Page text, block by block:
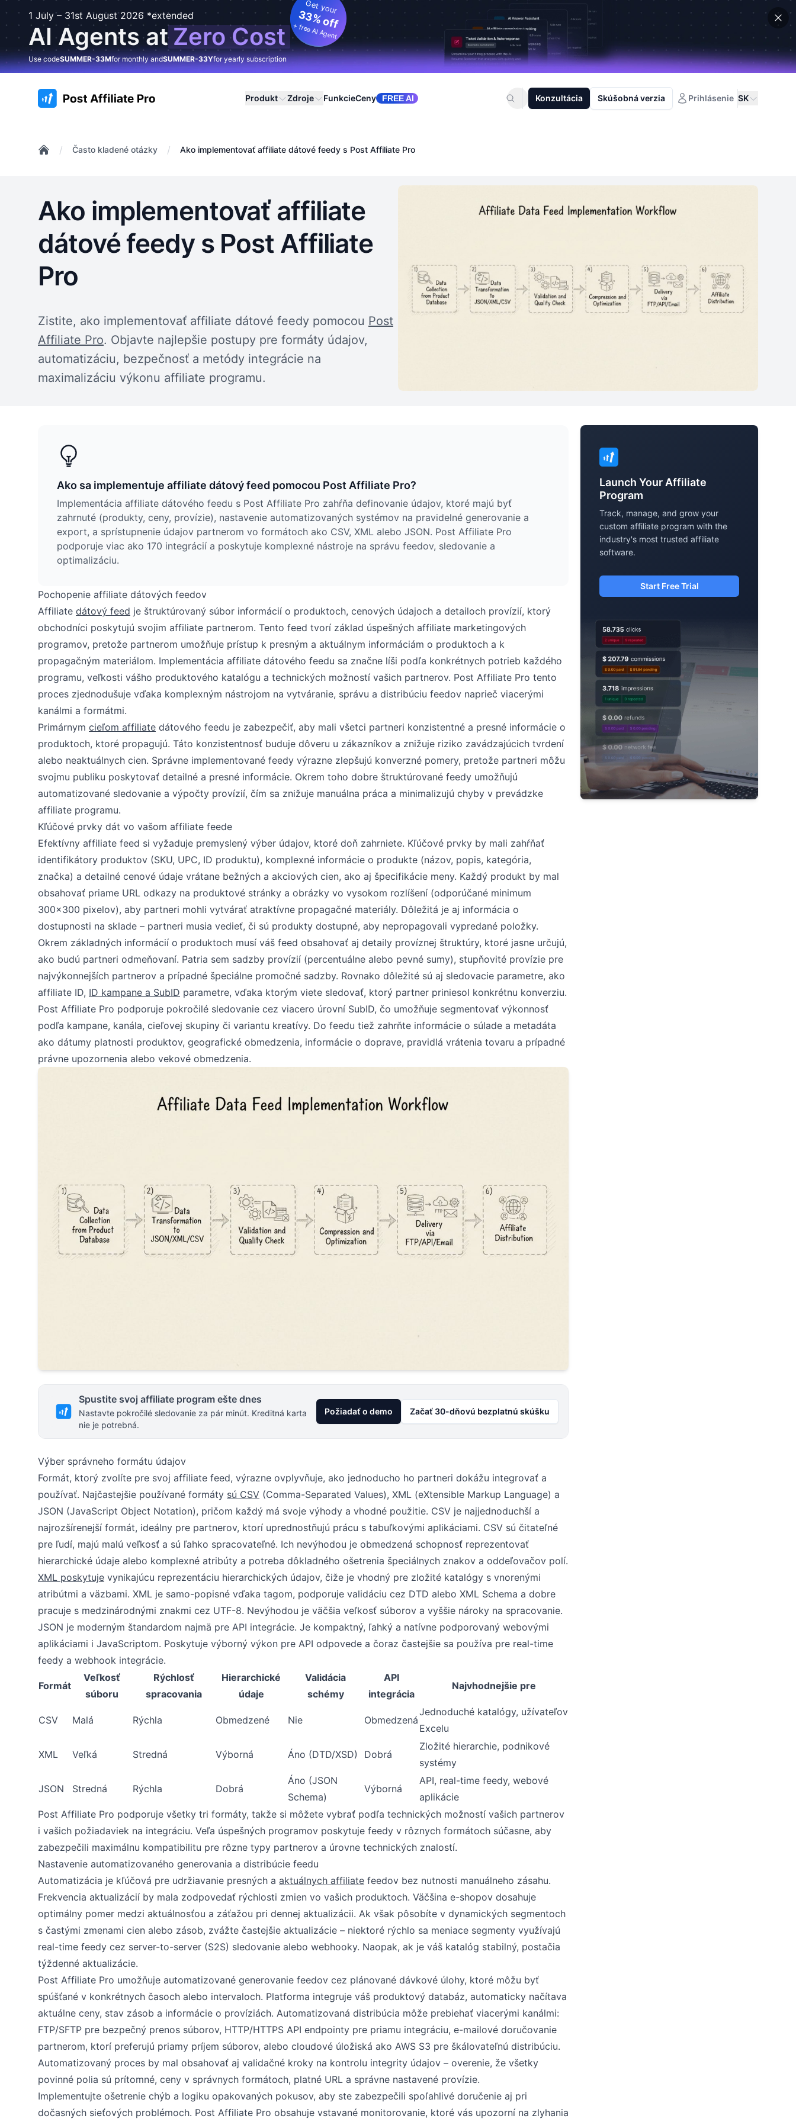
1 July – 31st August 2026 *extended
AI Agents at Zero Cost
Get your
33% off
+ free AI Agent
Use codeSUMMER-33Mfor monthly andSUMMER-33Yfor yearly subscription
:site.title Produkt Zdroje FunkcieCeny FREE AI Konzultácia Skúšobná verzia Prihlásenie SK
/ Často kladené otázky / Ako implementovať affiliate dátové feedy s Post Affiliate Pro
Ako implementovať affiliate
dátové feedy s Post Affiliate
Pro
Zistite, ako implementovať affiliate dátové feedy pomocou Post
Affiliate Pro. Objavte najlepšie postupy pre formáty údajov,
automatizáciu, bezpečnosť a metódy integrácie na
maximalizáciu výkonu affiliate programu.
Ako sa implementuje affiliate dátový feed pomocou Post Affiliate Pro?
Implementácia affiliate dátového feedu s Post Affiliate Pro zahŕňa definovanie údajov, ktoré majú byť
zahrnuté (produkty, ceny, provízie), nastavenie automatizovaných systémov na pravidelné generovanie a
export, a sprístupnenie údajov partnerom vo formátoch ako CSV, XML alebo JSON. Post Affiliate Pro
podporuje viac ako 170 integrácií a poskytuje komplexné nástroje na správu feedov, sledovanie a
optimalizáciu.
Pochopenie affiliate dátových feedov
Affiliate dátový feed je štruktúrovaný súbor informácií o produktoch, cenových údajoch a detailoch provízií, ktorý
obchodníci poskytujú svojim affiliate partnerom. Tento feed tvorí základ úspešných affiliate marketingových
programov, pretože partnerom umožňuje prístup k presným a aktuálnym informáciám o produktoch a k
propagačným materiálom. Implementácia affiliate dátového feedu sa značne líši podľa konkrétnych potrieb každého
programu, veľkosti vášho produktového katalógu a technických možností vašich partnerov. Post Affiliate Pro tento
proces zjednodušuje vďaka komplexným nástrojom na vytváranie, správu a distribúciu feedov naprieč viacerými
kanálmi a formátmi.
Primárnym cieľom affiliate dátového feedu je zabezpečiť, aby mali všetci partneri konzistentné a presné informácie o
produktoch, ktoré propagujú. Táto konzistentnosť buduje dôveru u zákazníkov a znižuje riziko zavádzajúcich tvrdení
alebo neaktuálnych cien. Správne implementované feedy výrazne zlepšujú konverzné pomery, pretože partneri môžu
svojmu publiku poskytovať detailné a presné informácie. Okrem toho dobre štruktúrované feedy umožňujú
automatizované sledovanie a výpočty provízií, čím sa znižuje manuálna práca a minimalizujú chyby v prevádzke
affiliate programu.
Kľúčové prvky dát vo vašom affiliate feede
Efektívny affiliate feed si vyžaduje premyslený výber údajov, ktoré doň zahrniete. Kľúčové prvky by mali zahŕňať
identifikátory produktov (SKU, UPC, ID produktu), komplexné informácie o produkte (názov, popis, kategória,
značka) a detailné cenové údaje vrátane bežných a akciových cien, ako aj špecifikácie meny. Každý produkt by mal
obsahovať priame URL odkazy na produktové stránky a obrázky vo vysokom rozlíšení (odporúčané minimum
300x300 pixelov), aby partneri mohli vytvárať atraktívne propagačné materiály. Dôležitá je aj informácia o
dostupnosti na sklade – partneri musia vedieť, či sú produkty dostupné, aby nepropagovali vypredané položky.
Okrem základných informácií o produktoch musí váš feed obsahovať aj detaily províznej štruktúry, ktoré jasne určujú,
ako budú partneri odmeňovaní. Patria sem sadzby provízií (percentuálne alebo pevné sumy), stupňovité provízie pre
najvýkonnejších partnerov a prípadné špeciálne promočné sadzby. Rovnako dôležité sú aj sledovacie parametre, ako
affiliate ID, ID kampane a SubID parametre, vďaka ktorým viete sledovať, ktorý partner priniesol konkrétnu konverziu.
Post Affiliate Pro podporuje pokročilé sledovanie cez viacero úrovní SubID, čo umožňuje segmentovať výkonnosť
podľa kampane, kanála, cieľovej skupiny či variantu kreatívy. Do feedu tiež zahrňte informácie o súlade a metadáta
ako dátumy platnosti produktov, geografické obmedzenia, informácie o doprave, pravidlá vrátenia tovaru a prípadné
právne upozornenia alebo vekové obmedzenia.
Spustite svoj affiliate program ešte dnes
Nastavte pokročilé sledovanie za pár minút. Kreditná karta
nie je potrebná.
Požiadať o demo Začať 30-dňovú bezplatnú skúšku
Výber správneho formátu údajov
Formát, ktorý zvolíte pre svoj affiliate feed, výrazne ovplyvňuje, ako jednoducho ho partneri dokážu integrovať a
používať. Najčastejšie používané formáty sú CSV (Comma-Separated Values), XML (eXtensible Markup Language) a
JSON (JavaScript Object Notation), pričom každý má svoje výhody a vhodné použitie. CSV je najjednoduchší a
najrozšírenejší formát, ideálny pre partnerov, ktorí uprednostňujú prácu s tabuľkovými aplikáciami. CSV sú čitateľné
pre ľudí, majú malú veľkosť a sú ľahko spracovateľné. Ich nevýhodou je obmedzená schopnosť reprezentovať
hierarchické údaje alebo komplexné atribúty a potreba dôkladného ošetrenia špeciálnych znakov a oddeľovačov polí.
XML poskytuje vynikajúcu reprezentáciu hierarchických údajov, čiže je vhodný pre zložité katalógy s vnorenými
atribútmi a väzbami. XML je samo-popisné vďaka tagom, podporuje validáciu cez DTD alebo XML Schema a dobre
pracuje s medzinárodnými znakmi cez UTF-8. Nevýhodou je väčšia veľkosť súborov a vyššie nároky na spracovanie.
JSON je moderným štandardom najmä pre API integrácie. Je kompaktný, ľahký a natívne podporovaný webovými
aplikáciami i JavaScriptom. Poskytuje výborný výkon pre API odpovede a čoraz častejšie sa používa pre real-time
feedy a webhook integrácie.
Formát
Veľkosť
súboru
Rýchlosť
spracovania
Hierarchické
údaje
Validácia
schémy
API
integrácia
Najvhodnejšie pre
CSV Malá Rýchla Obmedzené Nie Obmedzená
Jednoduché katalógy, užívateľov
Excelu
XML Veľká Stredná Výborná Áno (DTD/XSD) Dobrá
Zložité hierarchie, podnikové
systémy
JSON Stredná Rýchla Dobrá
Áno (JSON
Schema)
Výborná
API, real-time feedy, webové
aplikácie
Post Affiliate Pro podporuje všetky tri formáty, takže si môžete vybrať podľa technických možností vašich partnerov
i vašich požiadaviek na integráciu. Veľa úspešných programov poskytuje feedy v rôznych formátoch súčasne, aby
zabezpečili maximálnu kompatibilitu pre rôzne typy partnerov a úrovne technických znalostí.
Nastavenie automatizovaného generovania a distribúcie feedu
Automatizácia je kľúčová pre udržiavanie presných a aktuálnych affiliate feedov bez nutnosti manuálneho zásahu.
Frekvencia aktualizácií by mala zodpovedať rýchlosti zmien vo vašich produktoch. Väčšina e-shopov dosahuje
optimálny pomer medzi aktuálnosťou a záťažou pri dennej aktualizácii. Ak však pôsobíte v dynamických segmentoch
s častými zmenami cien alebo zásob, zvážte častejšie aktualizácie – niektoré rýchlo sa meniace segmenty využívajú
real-time feedy cez server-to-server (S2S) sledovanie alebo webhooky. Naopak, ak je váš katalóg stabilný, postačia
týždenné aktualizácie.
Post Affiliate Pro umožňuje automatizované generovanie feedov cez plánované dávkové úlohy, ktoré môžu byť
spúšťané v konkrétnych časoch alebo intervaloch. Platforma integruje váš produktový databáz, automaticky načítava
aktuálne ceny, stav zásob a informácie o províziách. Automatizovaná distribúcia môže prebiehať viacerými kanálmi:
FTP/SFTP pre bezpečný prenos súborov, HTTP/HTTPS API endpointy pre priamu integráciu, e-mailové doručovanie
partnerom, ktorí preferujú priamy príjem súborov, alebo cloudové úložiská ako AWS S3 pre škálovateľnú distribúciu.
Automatizovaný proces by mal obsahovať aj validačné kroky na kontrolu integrity údajov – overenie, že všetky
povinné polia sú prítomné, ceny v správnych formátoch, platné URL a správne nastavené provízie.
Implementujte ošetrenie chýb a logiku opakovaných pokusov, aby ste zabezpečili spoľahlivé doručenie aj pri
dočasných sieťových problémoch. Post Affiliate Pro obsahuje vstavané monitorovanie, ktoré vás upozorní na zlyhania
Launch Your Affiliate
Program
Track, manage, and grow your
custom affiliate program with the
industry's most trusted affiliate
software.
Start Free Trial